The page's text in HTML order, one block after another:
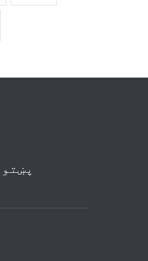
پښتو